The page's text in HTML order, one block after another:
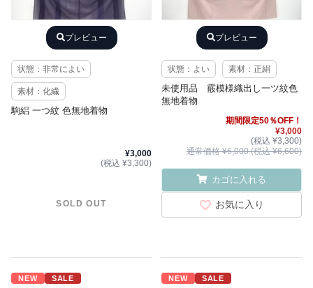
プレビュー
状態：非常によい
素材：化繊
駒絽 一つ紋 色無地着物
¥3,000
(税込 ¥3,300)
SOLD OUT
プレビュー
状態：よい 素材：正絹
未使用品 霰模様織出し一ツ紋色
無地着物
期間限定50％OFF！
¥3,000
(税込 ¥3,300)
通常価格 ¥6,000 (税込 ¥6,600)
カゴに入れる
お気に入り
NEW SALE NEW SALE